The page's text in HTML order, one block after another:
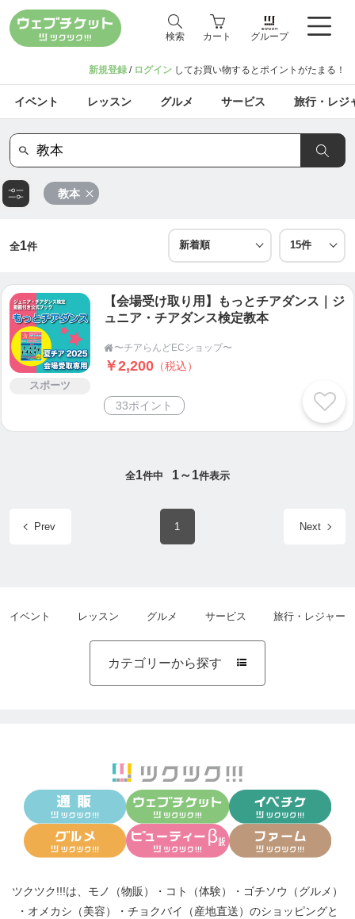
検索 カート グループ
新規登録 / ログイン してお買い物するとポイントがたまる！
イベント レッスン グルメ サービス 旅行・レジ
教本
全1件
スポーツ
【会場受け取り用】もっとチアダンス｜ジ
ュニア・チアダンス検定教本
〜チアらんどECショップ〜
￥2,200 （税込）
33ポイント
全1件中 1～1件表示
Prev 1 Next
イベント レッスン グルメ サービス 旅行・レジャー
カテゴリーから探す 
ツクツク!!!は、 モノ（物販） ・ コト（体験） ・ ゴチソウ（グルメ）
・ オメカシ（美容） ・ チョクバイ（産地直送） のショッピングと